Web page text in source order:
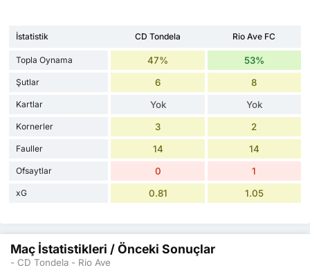
İstatistik CD Tondela Rio Ave FC
Topla Oynama 47% 53%
Şutlar 6 8
Kartlar Yok Yok
Kornerler 3 2
Fauller 14 14
Ofsaytlar 0 1
xG 0.81 1.05
Maç İstatistikleri / Önceki Sonuçlar
- CD Tondela - Rio Ave